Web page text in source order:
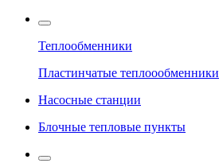
Теплообменники
Пластинчатые теплоообменники
Насосные станции
Блочные тепловые пункты